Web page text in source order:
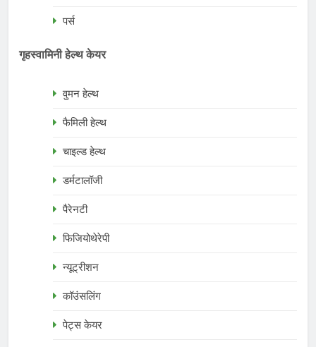
पर्स
गृहस्वामिनी हेल्थ केयर
वुमन हेल्थ
फैमिली हेल्थ
चाइल्ड हेल्थ
डर्मटालॉजी
पैरेनटी
फिजियोथेरेपी
न्यूट्रीशन
कॉउंसलिंग
पेट्स केयर